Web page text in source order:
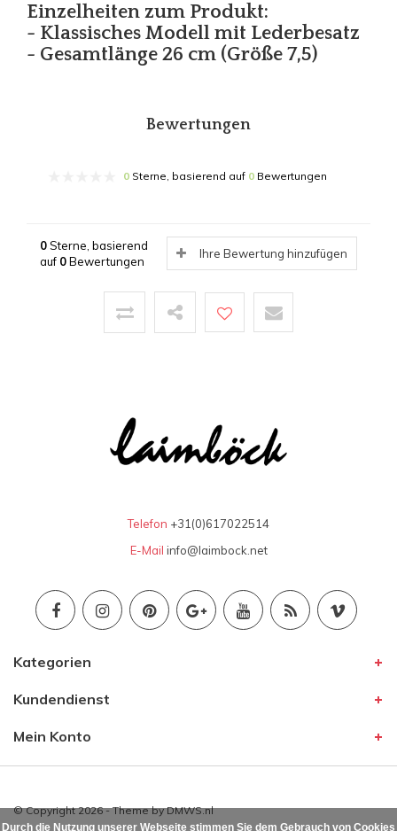
Einzelheiten zum Produkt:
- Klassisches Modell mit Lederbesatz
- Gesamtlänge 26 cm (Größe 7,5)
Bewertungen
0 Sterne, basierend auf 0 Bewertungen
0Sterne, basierend
auf 0Bewertungen
Ihre Bewertung hinzufügen
Telefon +31(0)617022514
E-Mail info@laimbock.net
Kategorien
Kundendienst
Mein Konto
© Copyright 2026 - Theme byDMWS.nl
Durch die Nutzung unserer Webseite stimmen Sie dem Gebrauch von Cookies